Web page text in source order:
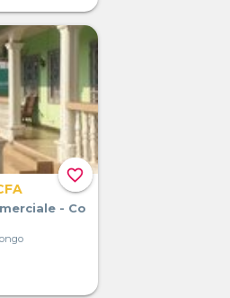
favorite_border
- Co